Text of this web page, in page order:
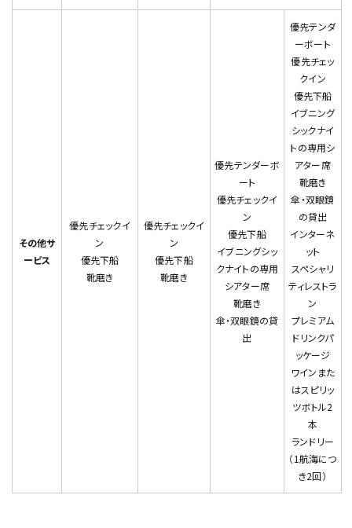
その他サ
ービス
優先チェックイ
ン
優先下船
靴磨き
優先チェックイ
ン
優先下船
靴磨き
優先テンダーボ
ート
優先チェックイ
ン
優先下船
イブニングシッ
クナイトの専用
シアター席
靴磨き
傘・双眼鏡の貸
出
優先テンダ
ーボート
優先チェッ
クイン
優先下船
イブニング
シックナイ
トの専用シ
アター席
靴磨き
傘・双眼鏡
の貸出
インターネ
ット
スペシャリ
ティレストラ
ン
プレミアム
ドリンクパ
ッケージ
ワインまた
はスピリッ
ツボトル2
本
ランドリー
（1航海につ
き2回）